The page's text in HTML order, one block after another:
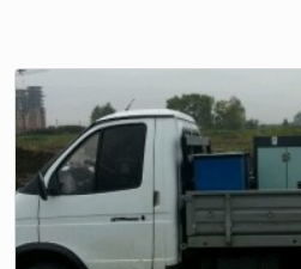
Аренда компрессора Kaeser
Передвижной компрессор
Аренда дизельного компрессора